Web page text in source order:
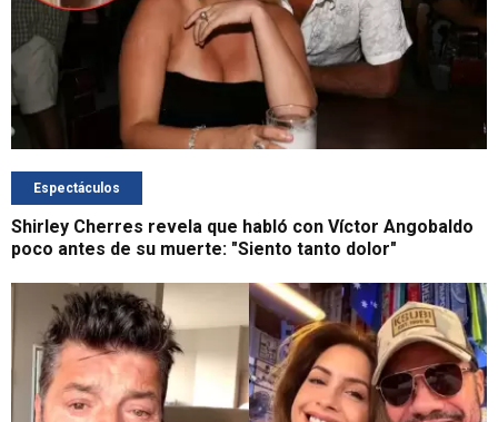
Espectáculos
Shirley Cherres revela que habló con Víctor Angobaldo
poco antes de su muerte: "Siento tanto dolor"